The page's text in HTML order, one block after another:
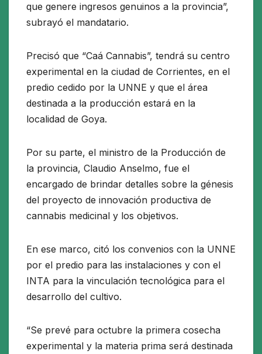
que genere ingresos genuinos a la provincia”,
subrayó el mandatario.
Precisó que “Caá Cannabis”, tendrá su centro
experimental en la ciudad de Corrientes, en el
predio cedido por la UNNE y que el área
destinada a la producción estará en la
localidad de Goya.
Por su parte, el ministro de la Producción de
la provincia, Claudio Anselmo, fue el
encargado de brindar detalles sobre la génesis
del proyecto de innovación productiva de
cannabis medicinal y los objetivos.
En ese marco, citó los convenios con la UNNE
por el predio para las instalaciones y con el
INTA para la vinculación tecnológica para el
desarrollo del cultivo.
“Se prevé para octubre la primera cosecha
experimental y la materia prima será destinada